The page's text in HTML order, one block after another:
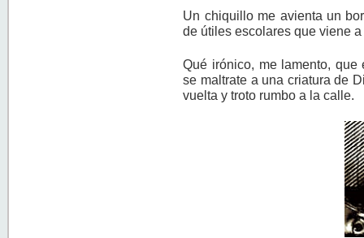
Un chiquillo me avienta un
de útiles escolares que viene
Qué irónico, me lamento,
se maltrate a una criatura de
vuelta y troto rumbo a la calle.